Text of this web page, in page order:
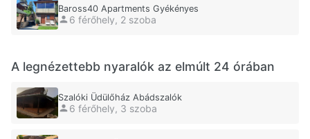
Baross40 Apartments Gyékényes
6 férőhely, 2 szoba
A legnézettebb nyaralók az elmúlt 24 órában
Szalóki Üdülőház Abádszalók
6 férőhely, 3 szoba